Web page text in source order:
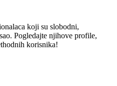
koji su slobodni,
Pogledajte njihove profile,
korisnika!